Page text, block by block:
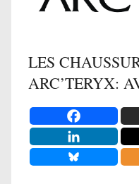
LES
ARC’TERYX: